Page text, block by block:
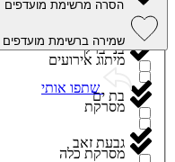
מוזיקה
מיתוג אירועים
מסרקת
מסרקת כלה
בני ברק
בת ים
גבעת זאב
הסרה מרשימת מועדפים
שמירה ברשימת מועדפים
שתפו אותי